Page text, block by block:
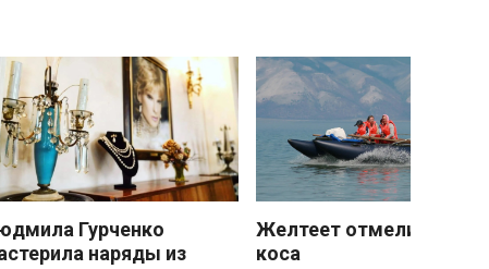
Гурченко
наряды из
Желтеет отмели
коса